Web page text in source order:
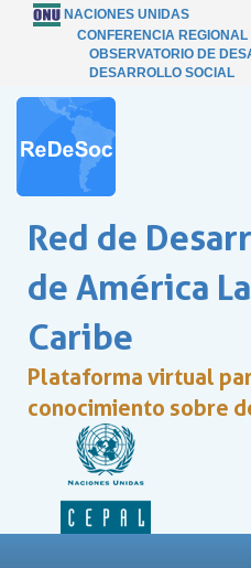
NACIONES UNIDAS
CONFERENCIA
OBSERVATORIO DE
DESARROLLO SOCIAL
Red de
de América
Caribe
Plataforma virtual
conocimiento sobre